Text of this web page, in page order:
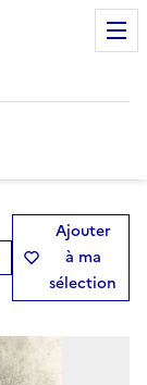
Ajouter
à ma
sélection